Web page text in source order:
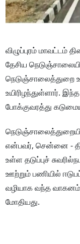
விழுப்புரம் மாவட்டம்
தேசிய
நெடுஞ்சாலைத்துறை
உயிரிழந்துள்ளார்.
போக்குவரத்து
என்பவர், சென்னை -
உள்ள தடுப்புச்
ஊற்றும் பணியில்
வழியாக வந்த வாகனம்
மோதியது.